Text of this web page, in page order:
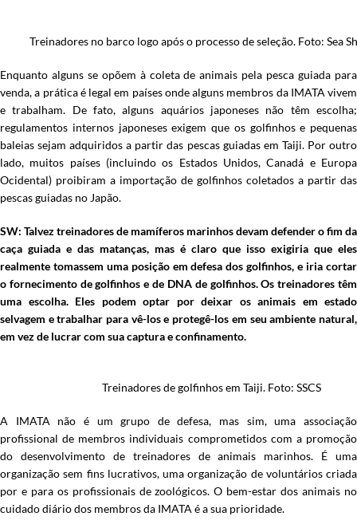
Treinadores no barco logo após o processo de seleção. Foto: Sea
Enquanto alguns se opõem à coleta de animais pela pesca guiada para
venda, a prática é legal em países onde alguns membros da IMATA vivem
e trabalham. De fato, alguns aquários japoneses não têm escolha;
regulamentos internos japoneses exigem que os golfinhos e pequenas
baleias sejam adquiridos a partir das pescas guiadas em Taiji. Por outro
lado, muitos países (incluindo os Estados Unidos, Canadá e Europa
Ocidental) proibiram a importação de golfinhos coletados a partir das
pescas guiadas no Japão.
SW: Talvez treinadores de mamíferos marinhos devam defender o fim da
caça guiada e das matanças, mas é claro que isso exigiria que eles
realmente tomassem uma posição em defesa dos golfinhos, e iria cortar
o fornecimento de golfinhos e de DNA de golfinhos. Os treinadores têm
uma escolha. Eles podem optar por deixar os animais em estado
selvagem e trabalhar para vê-los e protegê-los em seu ambiente natural,
em vez de lucrar com sua captura e confinamento.
Treinadores de golfinhos em Taiji. Foto: SSCS
A IMATA não é um grupo de defesa, mas sim, uma associação
profissional de membros individuais comprometidos com a promoção
do desenvolvimento de treinadores de animais marinhos. É uma
organização sem fins lucrativos, uma organização de voluntários criada
por e para os profissionais de zoológicos. O bem-estar dos animais no
cuidado diário dos membros da IMATA é a sua prioridade.